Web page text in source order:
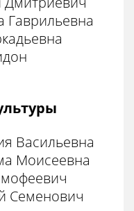
Гаврильевна
Васильевна
Моисеевна
Семенович